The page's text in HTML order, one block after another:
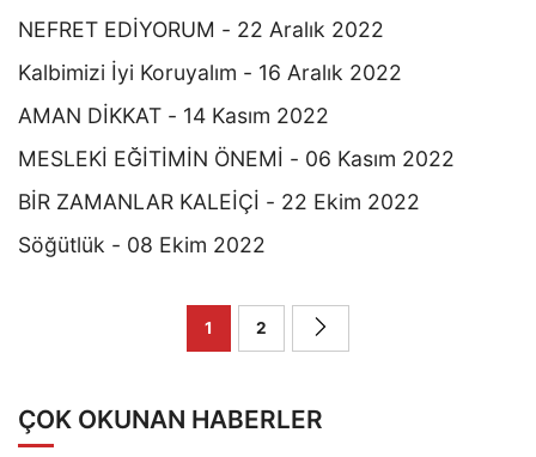
NEFRET EDİYORUM - 22 Aralık 2022
Kalbimizi İyi Koruyalım - 16 Aralık 2022
AMAN DİKKAT - 14 Kasım 2022
MESLEKİ EĞİTİMİN ÖNEMİ - 06 Kasım 2022
BİR ZAMANLAR KALEİÇİ - 22 Ekim 2022
Söğütlük - 08 Ekim 2022
1 2
ÇOK OKUNAN HABERLER